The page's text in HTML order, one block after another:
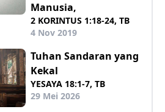
Manusia,
2 KORINTUS 1:18-24, TB
4 Nov 2019
Tuhan Sandaran yang
Kekal
YESAYA 18:1-7, TB
29 Mei 2026